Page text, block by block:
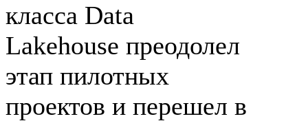
класса Data
Lakehouse преодолел
этап пилотных
проектов и перешел в